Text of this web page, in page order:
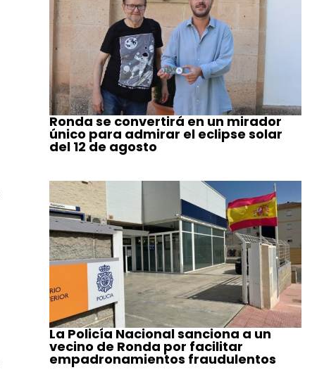
Ronda se convertirá en un mirador
único para admirar el eclipse solar
del 12 de agosto
La Policía Nacional sanciona a un
vecino de Ronda por facilitar
empadronamientos fraudulentos